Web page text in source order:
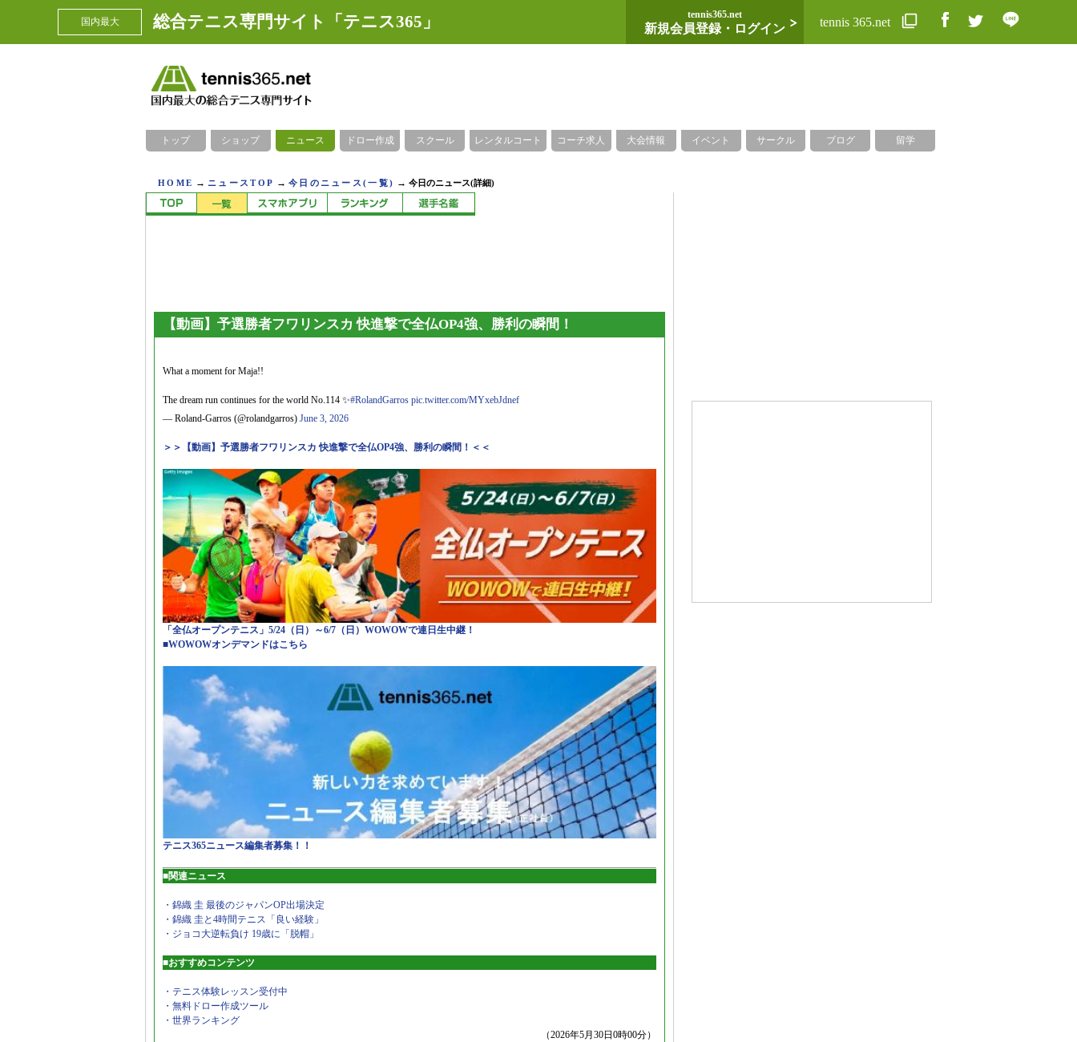
国内最大 総合テニス専門サイト「テニス365」 tennis365.net
新規会員登録・ログイン tennis 365.net
トップ ショップ ニュース ドロー作成 スクール レンタルコート コーチ求人 大会情報 イベント サークル ブログ 留学
HOME → ニュースTOP →今日のニュース(一覧) →今日のニュース(詳細)
【動画】予選勝者フワリンスカ 快進撃で全仏OP4強、勝利の瞬間！
What a moment for Maja!!
The dream run continues for the world No.114 ✨#RolandGarros pic.twitter.com/MYxebJdnef
— Roland-Garros (@rolandgarros) June 3, 2026
＞＞【動画】予選勝者フワリンスカ 快進撃で全仏OP4強、勝利の瞬間！＜＜
「全仏オープンテニス」5/24（日）～6/7（日）WOWOWで連日生中継！
■WOWOWオンデマンドはこちら
テニス365ニュース編集者募集！！
■関連ニュース
・錦織 圭 最後のジャパンOP出場決定
・錦織 圭と4時間テニス「良い経験」
・ジョコ大逆転負け 19歳に「脱帽」
■おすすめコンテンツ
・テニス体験レッスン受付中
・無料ドロー作成ツール
・世界ランキング
（2026年5月30日0時00分）